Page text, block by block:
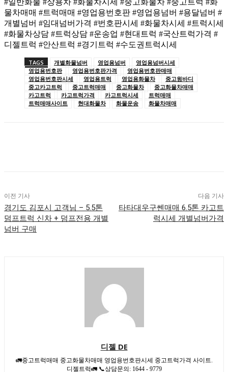
#일반화물 #상용차 #화물차시세 #중고화물차 #중고트럭 #화
물차매매 #트럭매매 #영업용번호판 #영업용넘버 #용달넘버 #
개별넘버 #임대넘버가격 #번호판시세 #화물차시세 #트럭시세
#화물차상담 #트럭상담 #운송업 #현대트럭 #국산트럭가격 #
디젤트럭 #안산트럭 #경기트럭 #수도권트럭시세
TAGS 개별화물넘버 영업용넘버
영업용넘버시세
영업용번호판
영업용번호판가격
영업용번호판매매
영업용번호판시세
영업용트럭 영업용화물차
중고윙바디
중고카고트럭
중고트럭매매 중고화물차
중고화물차매매
카고트럭
카고트럭가격 카고트럭시세
트럭매매
트럭매매사이트
현대화물차 화물운송 화물차매매
이전 기사
경기도 김포시 고객님 – 5.5톤
덤프트럭 신차 + 덤프전용 개별
넘버 구매
다음 기사
타타대우구쎈매매 6.5톤 카고트
럭시세 개별넘버가격
디젤 DE
🚛중고트럭매매 중고화물차매매 영업용번호판시세 중고트럭가격 사이트.
디젤트럭🚛 📞상담문의: 1644 - 9779